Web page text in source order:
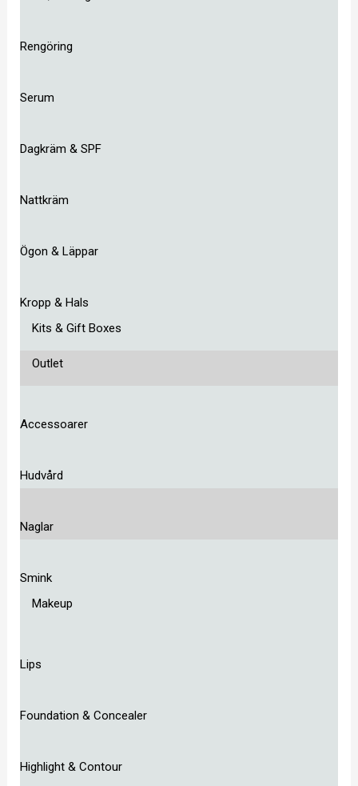
Rengöring
Serum
Dagkräm & SPF
Nattkräm
Ögon & Läppar
Kropp & Hals
Kits & Gift Boxes
Outlet
Accessoarer
Hudvård
Naglar
Smink
Makeup
Lips
Foundation & Concealer
Highlight & Contour